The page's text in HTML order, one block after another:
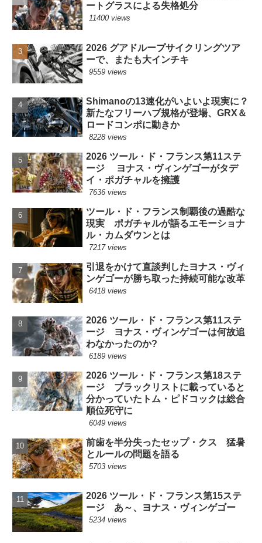
ートグラスによる失格処分
11400 views
2026 グアドループサイクリングツア
ーで、またも大インチキ
9559 views
Shimanoの13速化がいよいよ現実に？
新たなフリーハブ規格が登場、GRX＆
ロードコンポに動きか
8228 views
2026 ツール・ド・フランス第11ステ
ージ ヨナス・ヴィンゲゴーがタデ
イ・ポガチャルを擁護
7636 views
ツール・ド・フランス制覇後の過酷な
現実 ポガチャルが語るエモーショナ
ル・カムダウンとは
7217 views
引退をかけて直談判したヨナス・ヴィ
ンゲゴーが勝ち取った持続可能な改革
6418 views
2026 ツール・ド・フランス第11ステ
ージ ヨナス・ヴィンゲゴーは何故追
わなかったのか?
6189 views
2026 ツール・ド・フランス第18ステ
ージ ブラックリストに載っていると
分かっていたトム・ピドコックは総合
順位死守に
6049 views
前歯を半分失ったセップ・クス 猛暑
とルールの問題を語る
5703 views
2026 ツール・ド・フランス第15ステ
ージ あ～、ヨナス・ヴィンゲゴー
5234 views